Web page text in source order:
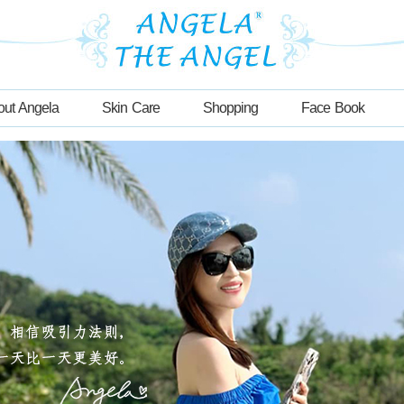
Angela Skin Care Shopping Face Book